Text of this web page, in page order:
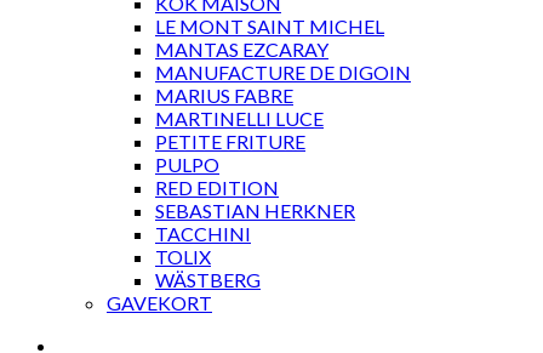
LE MONT SAINT MICHEL
MANTAS EZCARAY
MANUFACTURE DE DIGOIN
MARIUS FABRE
MARTINELLI LUCE
PETITE FRITURE
PULPO
RED EDITION
SEBASTIAN HERKNER
TACCHINI
TOLIX
WÄSTBERG
GAVEKORT